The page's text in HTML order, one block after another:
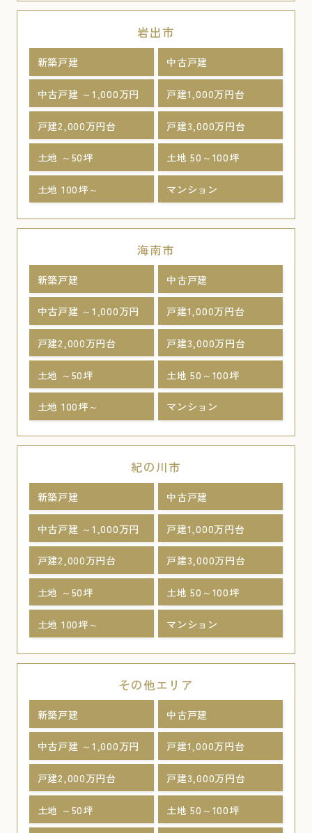
岩出市
新築戸建 中古戸建
中古戸建 ～1,000万円 戸建1,000万円台
戸建2,000万円台 戸建3,000万円台
土地 ～50坪 土地 50～100坪
土地 100坪～ マンション
海南市
新築戸建 中古戸建
中古戸建 ～1,000万円 戸建1,000万円台
戸建2,000万円台 戸建3,000万円台
土地 ～50坪 土地 50～100坪
土地 100坪～ マンション
紀の川市
新築戸建 中古戸建
中古戸建 ～1,000万円 戸建1,000万円台
戸建2,000万円台 戸建3,000万円台
土地 ～50坪 土地 50～100坪
土地 100坪～ マンション
その他エリア
新築戸建 中古戸建
中古戸建 ～1,000万円 戸建1,000万円台
戸建2,000万円台 戸建3,000万円台
土地 ～50坪 土地 50～100坪